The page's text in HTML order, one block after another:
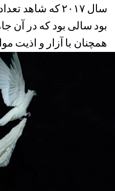
سال ۲۰۱۷ که
بود سالی بود که در آن
همچنان با آزار و اذیت